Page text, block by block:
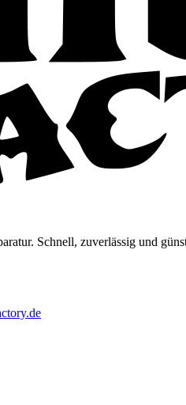
Schnell, zuverlässig und